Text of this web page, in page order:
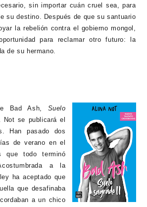
sin importar cuán cruel sea, para
su destino. Después de que su santuario
la rebelión contra el gobierno mongol,
para reclamar otro futuro: la
de su hermano.
Bad Ash, Suelo
Not se publicará el
Han pasado dos
de verano en el
que todo terminó
a la
ha aceptado que
que desafinaba
a un chico